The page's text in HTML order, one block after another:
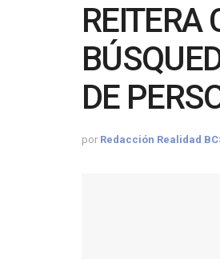
REITERA
DE
por Redacción Realidad